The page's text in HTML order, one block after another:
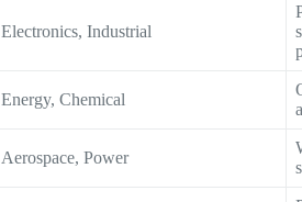
Electronics, Industrial
Energy, Chemical
Aerospace, Power